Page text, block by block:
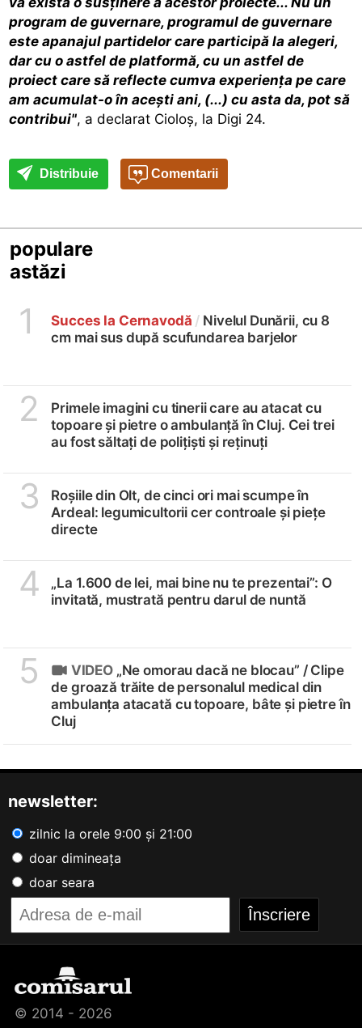
program de guvernare, programul de guvernare
este apanajul partidelor care participă la alegeri,
dar cu o astfel de platformă, cu un astfel de
proiect care să reflecte cumva experiența pe care
am acumulat-o în acești ani, (...) cu asta da, pot să
contribui", a declarat Cioloș, la Digi 24.
Distribuie Comentarii
populare
astăzi
1 Succes la Cernavodă / Nivelul Dunării, cu 8
cm mai sus după scufundarea barjelor
2
Primele imagini cu tinerii care au atacat cu
topoare și pietre o ambulanță în Cluj. Cei trei
au fost săltați de polițiști și reținuți
3
Roșiile din Olt, de cinci ori mai scumpe în
Ardeal: legumicultorii cer controale și piețe
directe
4
„La 1.600 de lei, mai bine nu te prezentai”: O
invitată, mustrată pentru darul de nuntă
5 VIDEO„Ne omorau dacă ne blocau” /Clipe
de groază trăite de personalul medical din
ambulanța atacată cu topoare, bâte și pietre în
Cluj
newsletter:
zilnic la orele 9:00 și 21:00
doar dimineața
doar seara
© 2014 - 2026